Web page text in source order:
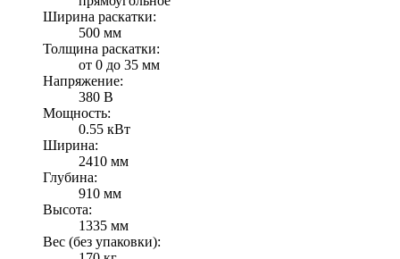
Ширина раскатки:
500 мм
Толщина раскатки:
от 0 до 35 мм
Напряжение:
380 В
Мощность:
0.55 кВт
Ширина:
2410 мм
Глубина:
910 мм
Высота:
1335 мм
Вес (без упаковки):